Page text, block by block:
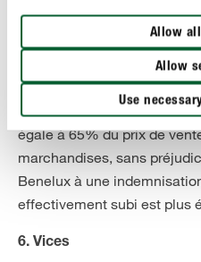
Allow
Allow
Use
première demande, auquel
plein droit et sans mise en
détriment du Client, sans
redevable d'une indemnité,
redevable à COMPO
égale à 65% du prix de
marchandises, sans
Benelux à une
effectivement subi est plus
6. Vices